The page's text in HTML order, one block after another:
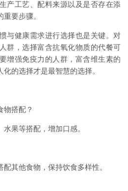
产工艺、配料来源以及是否存在添
要步骤。
与健康需求进行选择也是关键。对
群，选择富含抗氧化物质的代餐可
增强免疫力的人群，富含维生素的
的选择才是最智慧的选择。
物搭配？
果等搭配，增加口感。
其他食物，保持饮食多样性。